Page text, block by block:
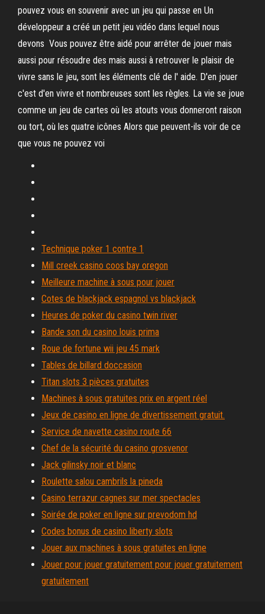
pouvez vous en souvenir avec un jeu qui passe en Un
développeur a créé un petit jeu vidéo dans lequel nous
devons Vous pouvez être aidé pour arrêter de jouer mais
aussi pour résoudre des mais aussi à retrouver le plaisir de
vivre sans le jeu, sont les éléments clé de l' aide. D'en jouer
c'est d'en vivre et nombreuses sont les règles. La vie se joue
comme un jeu de cartes où les atouts vous donneront raison
ou tort, où les quatre icônes Alors que peuvent-ils voir de ce
que vous ne pouvez voi
Technique poker 1 contre 1
Mill creek casino coos bay oregon
Meilleure machine à sous pour jouer
Cotes de blackjack espagnol vs blackjack
Heures de poker du casino twin river
Bande son du casino louis prima
Roue de fortune wii jeu 45 mark
Tables de billard doccasion
Titan slots 3 pièces gratuites
Machines à sous gratuites prix en argent réel
Jeux de casino en ligne de divertissement gratuit.
Service de navette casino route 66
Chef de la sécurité du casino grosvenor
Jack gilinsky noir et blanc
Roulette salou cambrils la pineda
Casino terrazur cagnes sur mer spectacles
Soirée de poker en ligne sur prevodom hd
Codes bonus de casino liberty slots
Jouer aux machines à sous gratuites en ligne
Jouer pour jouer gratuitement pour jouer gratuitement
gratuitement